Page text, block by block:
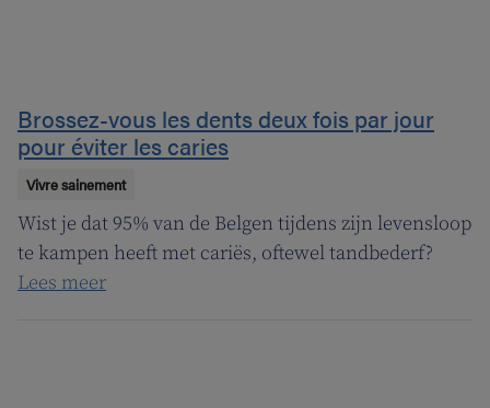
Brossez-vous les dents deux fois par jour
pour éviter les caries
Vivre sainement
Wist je dat 95% van de Belgen tijdens zijn levensloop
te kampen heeft met cariës, oftewel tandbederf?
Lees meer